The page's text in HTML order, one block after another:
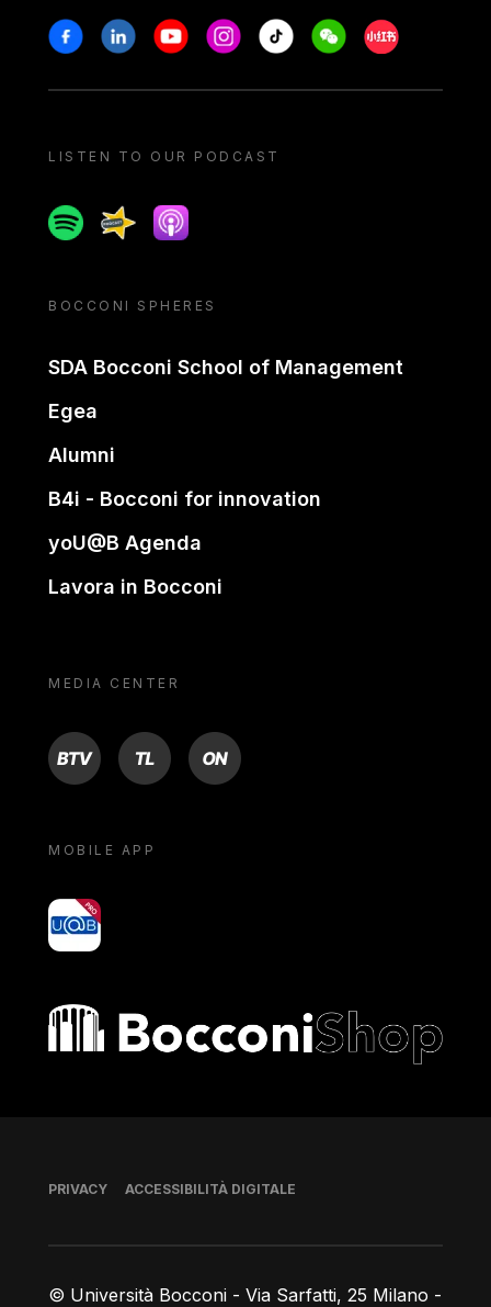
Stay in touch
FacebookLinkedinYoutubeInstagram
Tiktok WeechatXiaohongshu/
LISTEN TO OUR PODCAST
SpotifySpreakerApple podcast
BOCCONI SPHERES
SDA Bocconi School of Management
Egea
Alumni
B4i - Bocconi for innovation
yoU@B Agenda
Lavora in Bocconi
MEDIA CENTER
BTV TL ON
MOBILE APP
yoU@B
Bocconi shop
© Università Bocconi - Via Sarfatti, 25 Milano -
Piè di pagina
PRIVACY ACCESSIBILITÀ DIGITALE